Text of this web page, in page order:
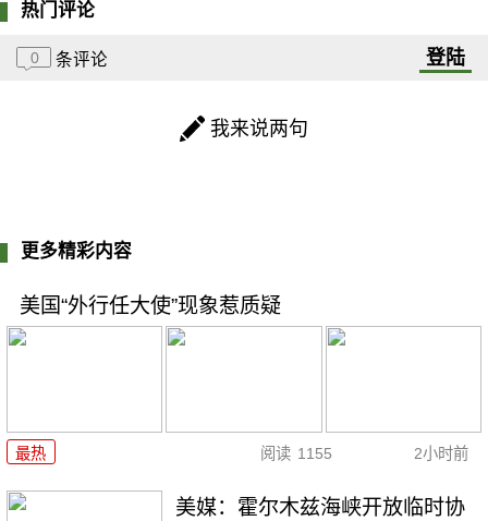
热门评论
0 条评论 登陆
我来说两句
更多精彩内容
美国“外行任大使”现象惹质疑
最热 阅读 1155 2小时前
美媒：霍尔木兹海峡开放临时协